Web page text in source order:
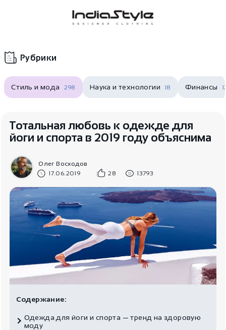
Корзина
В корзиненеттоваров
Рубрики
Стиль и мода 298 Наука и технологии 18 Финансы
Тотальная любовь к одежде для
йоги и спорта в 2019 году объяснима
Олег Восходов
17.06.2019
28 13793
Содержание:
Одежда для йоги и спорта — тренд на здоровую
моду